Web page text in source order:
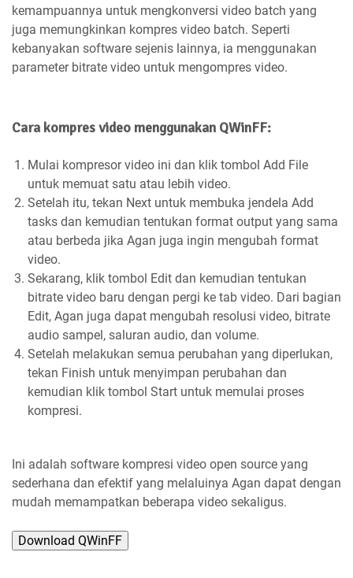
kemampuannya untuk mengkonversi video batch yang
juga memungkinkan kompres video batch. Seperti
kebanyakan software sejenis lainnya, ia menggunakan
parameter bitrate video untuk mengompres video.
Cara kompres video menggunakan QWinFF:
Mulai kompresor video ini dan klik tombol Add File
untuk memuat satu atau lebih video.
Setelah itu, tekan Next untuk membuka jendela Add
tasks dan kemudian tentukan format output yang sama
atau berbeda jika Agan juga ingin mengubah format
video.
Sekarang, klik tombol Edit dan kemudian tentukan
bitrate video baru dengan pergi ke tab video. Dari bagian
Edit, Agan juga dapat mengubah resolusi video, bitrate
audio sampel, saluran audio, dan volume.
Setelah melakukan semua perubahan yang diperlukan,
tekan Finish untuk menyimpan perubahan dan
kemudian klik tombol Start untuk memulai proses
kompresi.
Ini adalah software kompresi video open source yang
sederhana dan efektif yang melaluinya Agan dapat dengan
mudah memampatkan beberapa video sekaligus.
Download QWinFF